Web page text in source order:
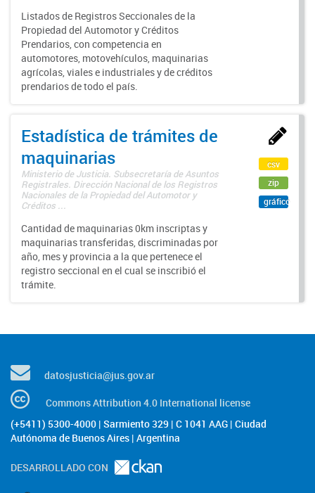
Listados de Registros Seccionales de la
Propiedad del Automotor y Créditos
Prendarios, con competencia en
automotores, motovehículos, maquinarias
agrícolas, viales e industriales y de créditos
prendarios de todo el país.
Estadística de trámites de
maquinarias
Ministerio de Justicia. Subsecretaría de Asuntos
Registrales. Dirección Nacional de los Registros
Nacionales de la Propiedad del Automotor y
Créditos ...
Cantidad de maquinarias 0km inscriptas y
maquinarias transferidas, discriminadas por
año, mes y provincia a la que pertenece el
registro seccional en el cual se inscribió el
trámite.
csv
zip
gráfico
datosjusticia@jus.gov.ar
Commons Attribution 4.0 International license
(+5411) 5300-4000 | Sarmiento 329 | C 1041 AAG | Ciudad
Autónoma de Buenos Aires | Argentina
DESARROLLADO CON